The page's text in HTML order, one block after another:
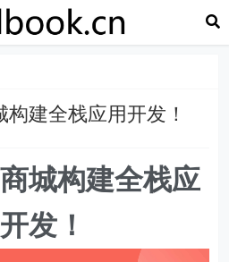
建全栈应用开发！
城构建全栈应
发！